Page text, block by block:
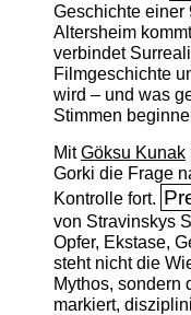
Geschichte einer
Altersheim
verbindet
Filmgeschichte
wird – und was
Stimmen
MitGöksu Kunak
Gorki die Frage
Kontrolle fort.
von Stravinskys
Opfer, Ekstase,
steht nicht die
Mythos, sondern
markiert,